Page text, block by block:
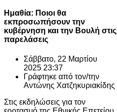
Ημαθία: Ποιοι θα
εκπροσωπήσουν την
κυβέρνηση και την Βουλή στις
παρελάσεις
Σάββατο, 22 Μαρτίου
2025 23:37
Γράφτηκε από τον/την
Αντώνης Χατζηκυριακίδης
Στις εκδηλώσεις για τον